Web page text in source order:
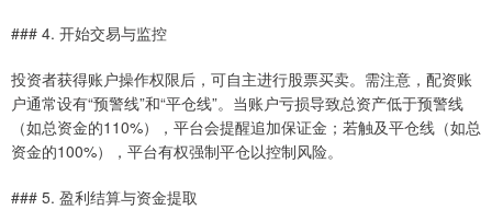
### 4. 开始交易与监控
投资者获得账户操作权限后，可自主进行股票买卖。需注意，配资账
户通常设有“预警线”和“平仓线”。当账户亏损导致总资产低于预警线
（如总资金的110%），平台会提醒追加保证金；若触及平仓线（如总
资金的100%），平台有权强制平仓以控制风险。
### 5. 盈利结算与资金提取